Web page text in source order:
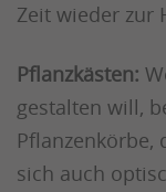
Zeit wieder zur
Pflanzkästen:
gestalten will,
sich auch